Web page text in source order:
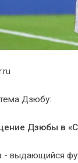
Дзюбу:
Дзюбы в
выдающийся